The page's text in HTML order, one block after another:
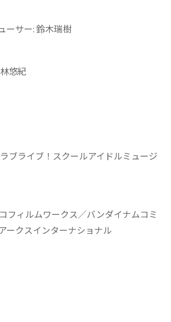
ーサー: 鈴木瑞樹
悠紀
ブライブ！スクールアイドルミュージ
ルムワークス／バンダイナムコミ
ークスインターナショナル